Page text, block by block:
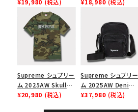
Cap オーバーダイド
キャンプキャップ ブ
ラック
ュバック 5パネルキャ
ップ トゥルーティン
バーHTC フォールカ
Supreme シュプリー
ム 2025AW Skull
Tee スカル Tシャ
¥20,980 (税込)
Supreme シュプリー
ム 2025AW Denim
Shoulder Bag デニ
¥37,980 (税込)